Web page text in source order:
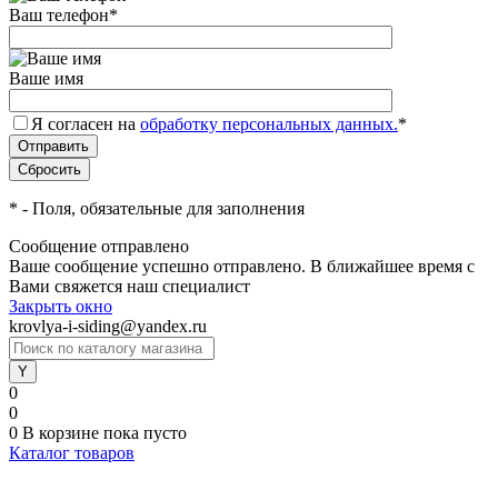
Ваш телефон*
Ваше имя
Я согласен на обработку персональных данных.*
* - Поля, обязательные для заполнения
Сообщение отправлено
Ваше сообщение успешно отправлено. В ближайшее время с
Вами свяжется наш специалист
Закрыть окно
krovlya-i-siding@yandex.ru
0
0
0 В корзине пока пусто
Каталог товаров